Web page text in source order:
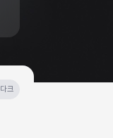
다크